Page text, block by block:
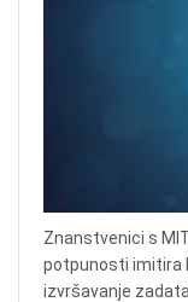
Znanstvenici s
potpunosti imitira
izvršavanje